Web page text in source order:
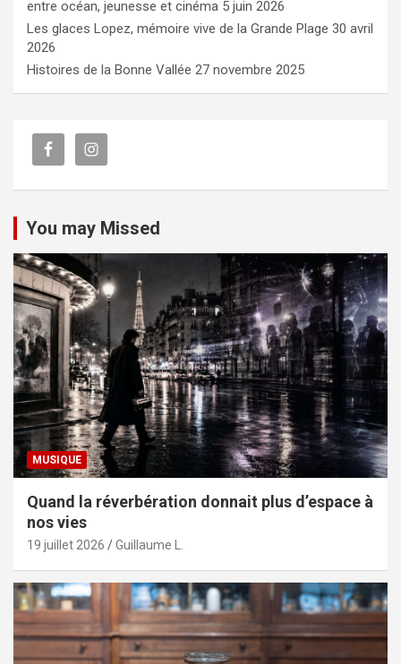
entre océan, jeunesse et cinéma 5 juin 2026
Les glaces Lopez, mémoire vive de la Grande Plage 30 avril
2026
Histoires de la Bonne Vallée 27 novembre 2025
You may Missed
MUSIQUE
Quand la réverbération donnait plus d’espace à
nos vies
19 juillet 2026 Guillaume L.